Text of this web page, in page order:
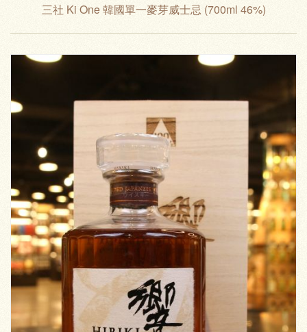
三社 Ki One 韓國單一麥芽威士忌 (700ml 46%)